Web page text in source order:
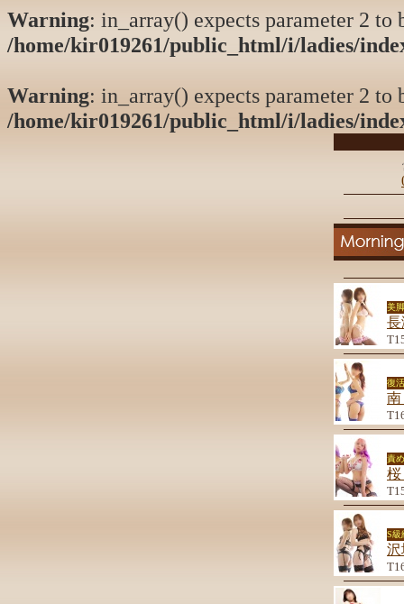
Warning: in_array() expects parameter 2 to
/home/kir019261/public_html/i/ladies/
Warning: in_array() expects parameter 2 to
/home/kir019261/public_html/i/ladies/
美
長
復
南
責
桜
S級
沢